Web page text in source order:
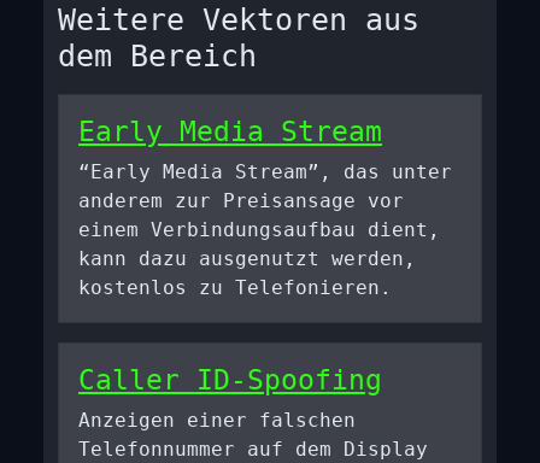
Weitere Vektoren aus
dem Bereich
Early Media Stream
“Early Media Stream”, das unter
anderem zur Preisansage vor
einem Verbindungsaufbau dient,
kann dazu ausgenutzt werden,
kostenlos zu Telefonieren.
Caller ID-Spoofing
Anzeigen einer falschen
Telefonnummer auf dem Display